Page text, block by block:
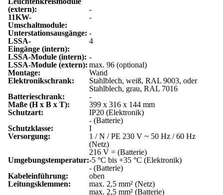
(extern):
-
11KW-
Umschaltmodule:
-
Unterstationsausgänge: -
LSSA-
Eingänge (intern):
4
LSSA-Module (intern): -
LSSA-Module (extern): max. 96 (optional)
Montage:
Wand
Elektronikschrank:
Stahlblech, weiß, RAL 9003, oder
Stahlblech, grau, RAL 7016
Batterieschrank:
-
Maße (H x B x T):
399 x 316 x 144 mm
Schutzart:
IP20 (Elektronik)
- (Batterie)
Schutzklasse:
I
Versorgung:
1 / N / PE 230 V ~ 50 Hz / 60 Hz
(Netz)
216 V = (Batterie)
Umgebungstemperatur:-5 °C bis +35 °C (Elektronik)
- (Batterie)
Kabeleinführung:
oben
Leitungsklemmen:
max. 2,5 mm² (Netz)
max. 2,5 mm² (Batterie)